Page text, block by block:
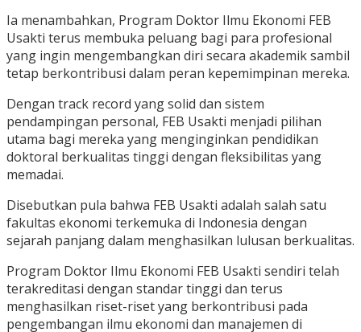
Ia menambahkan, Program Doktor Ilmu Ekonomi FEB
Usakti terus membuka peluang bagi para profesional
yang ingin mengembangkan diri secara akademik sambil
tetap berkontribusi dalam peran kepemimpinan mereka.
Dengan track record yang solid dan sistem
pendampingan personal, FEB Usakti menjadi pilihan
utama bagi mereka yang menginginkan pendidikan
doktoral berkualitas tinggi dengan fleksibilitas yang
memadai.
Disebutkan pula bahwa FEB Usakti adalah salah satu
fakultas ekonomi terkemuka di Indonesia dengan
sejarah panjang dalam menghasilkan lulusan berkualitas.
Program Doktor Ilmu Ekonomi FEB Usakti sendiri telah
terakreditasi dengan standar tinggi dan terus
menghasilkan riset-riset yang berkontribusi pada
pengembangan ilmu ekonomi dan manajemen di